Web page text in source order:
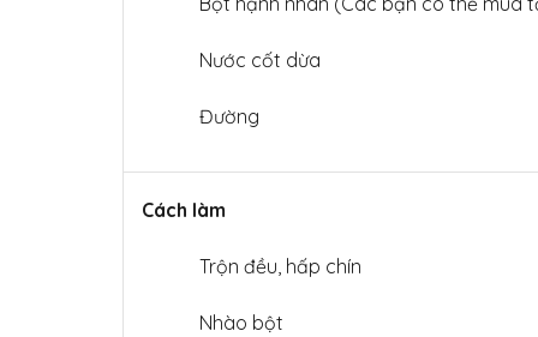
Nước cốt dừa
Đường
Cách làm
Trộn đều, hấp chín
Nhào bột